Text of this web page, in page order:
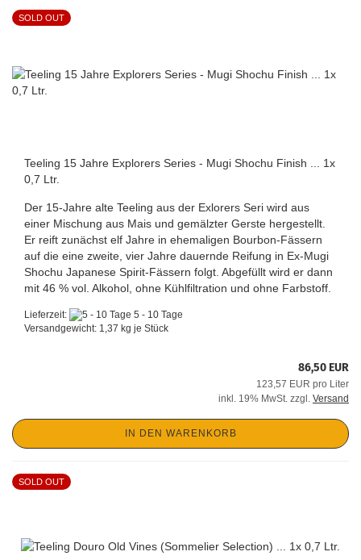
SOLD OUT
Teeling 15 Jahre Explorers Series - Mugi Shochu Finish ... 1x
0,7 Ltr.
Der 15-Jahre alte Teeling aus der Exlorers Seri wird aus
einer Mischung aus Mais und gemälzter Gerste hergestellt.
Er reift zunächst elf Jahre in ehemaligen Bourbon-Fässern
auf die eine zweite, vier Jahre dauernde Reifung in Ex-Mugi
Shochu Japanese Spirit-Fässern folgt. Abgefüllt wird er dann
mit 46 % vol. Alkohol, ohne Kühlfiltration und ohne Farbstoff.
Lieferzeit:
5 - 10 Tage
Versandgewicht: 1,37 kg je Stück
86,50 EUR
123,57 EUR pro Liter
inkl. 19% MwSt. zzgl. Versand
IN DEN WARENKORB
SOLD OUT